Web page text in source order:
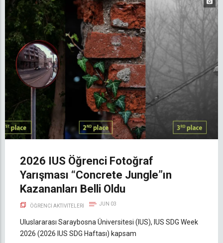
2026 IUS Öğrenci Fotoğraf
Yarışması “Concrete Jungle”ın
Kazananları Belli Oldu
ÖĞRENCI AKTIVITELERI JUN 03
Uluslararası Saraybosna Üniversitesi (IUS), IUS SDG Week
2026 (2026 IUS SDG Haftası) kapsam